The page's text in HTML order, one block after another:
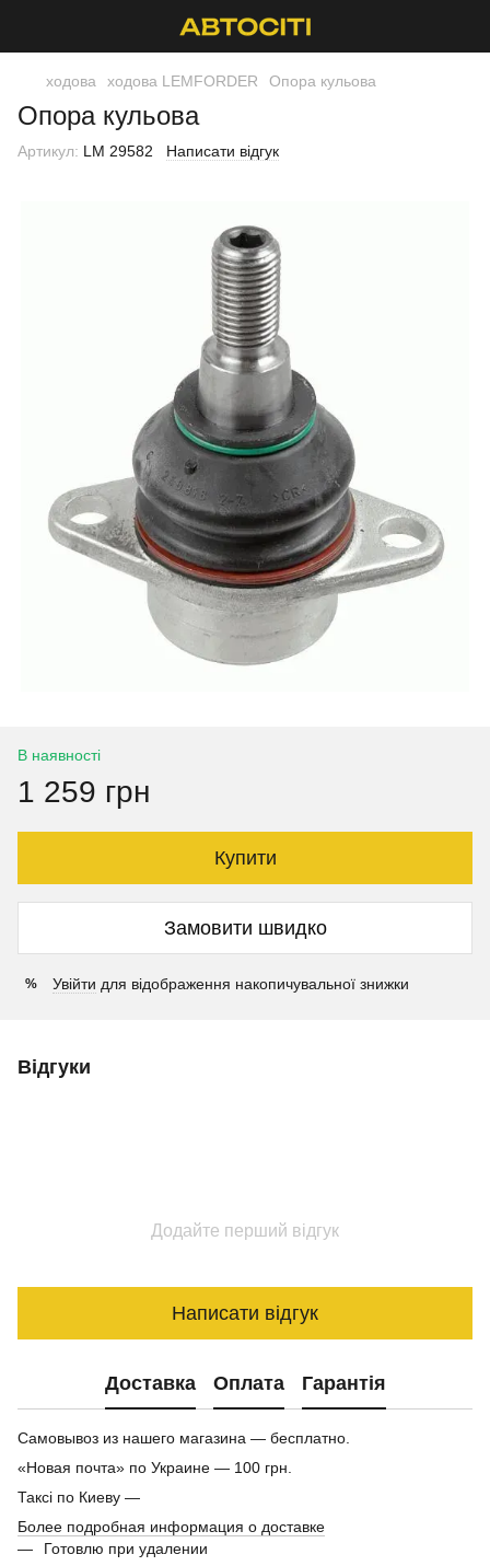
ходова ходова LEMFORDER Опора кульова
Опора кульова
Артикул: LM 29582 Написати відгук
В наявності
1 259 грн
Купити
Замовити швидко
% Увійти для відображення накопичувальної знижки
Відгуки
Додайте перший відгук
Написати відгук
Доставка Оплата Гарантія
Самовывоз из нашего магазина — бесплатно.
«Новая почта» по Украине — 100 грн.
Таксі по Киеву —
Более подробная информация о доставке
Готовлю при удалении